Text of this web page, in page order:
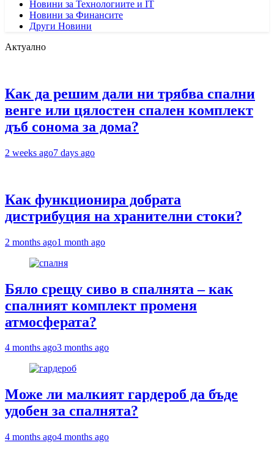
Новини за Технологиите и IT
Новини за Финансите
Други Новини
Актуално
Как да решим дали ни трябва спални
венге или цялостен спален комплект
дъб сонома за дома?
2 weeks ago7 days ago
Как функционира добрата
дистрибуция на хранителни стоки?
2 months ago1 month ago
Бяло срещу сиво в спалнята – как
спалният комплект променя
атмосферата?
4 months ago3 months ago
Може ли малкият гардероб да бъде
удобен за спалнята?
4 months ago4 months ago